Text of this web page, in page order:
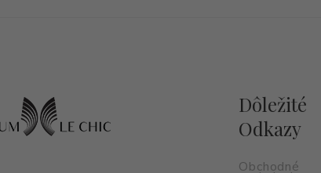
Dôležité
Odkazy
Obchodné